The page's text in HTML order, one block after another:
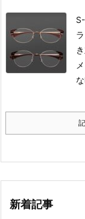
新着記事